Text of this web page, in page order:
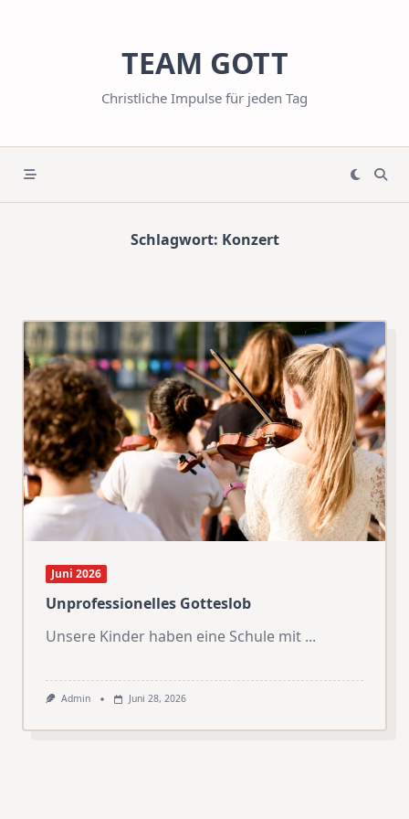
TEAM GOTT
Christliche Impulse für jeden Tag
Schlagwort: Konzert
Juni 2026
Unprofessionelles Gotteslob
Unsere Kinder haben eine Schule mit ...
Admin Juni 28, 2026